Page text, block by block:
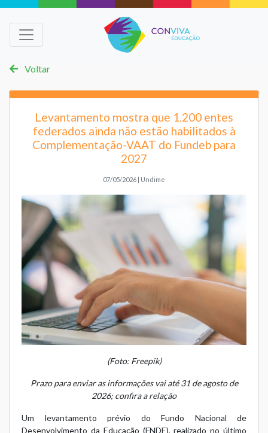
Voltar
Levantamento mostra que 1.200 entes
federados ainda não estão habilitados à
Complementação-VAAT do Fundeb para
2027
07/05/2026 | Undime
(Foto: Freepik)
Prazo para enviar as informações vai até 31 de agosto de
2026; confira a relação
Um levantamento prévio do Fundo Nacional de
Desenvolvimento da Educação (FNDE), realizado no último